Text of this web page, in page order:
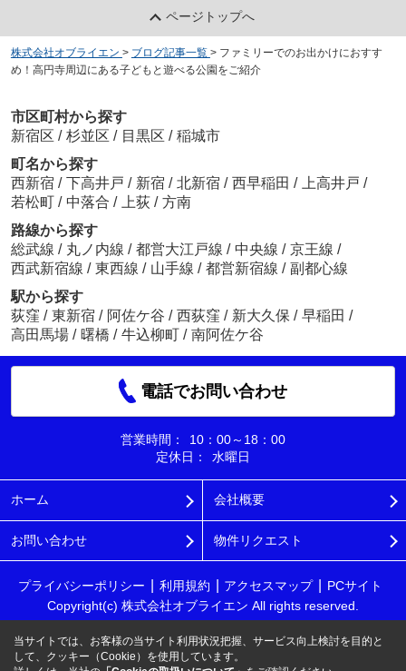
ページトップへ
株式会社オブライエン > ブログ記事一覧 > ファミリーでのお出かけにおすす
め！高円寺周辺にある子どもと遊べる公園をご紹介
市区町村から探す
新宿区 / 杉並区 / 目黒区 / 稲城市
町名から探す
西新宿 / 下高井戸 / 新宿 / 北新宿 / 西早稲田 / 上高井戸 /
若松町 / 中落合 / 上荻 / 方南
路線から探す
総武線 / 丸ノ内線 / 都営大江戸線 / 中央線 / 京王線 /
西武新宿線 / 東西線 / 山手線 / 都営新宿線 / 副都心線
駅から探す
荻窪 / 東新宿 / 阿佐ケ谷 / 西荻窪 / 新大久保 / 早稲田 /
高田馬場 / 曙橋 / 牛込柳町 / 南阿佐ケ谷
電話でお問い合わせ
営業時間：
10：00～18：00
定休日：
水曜日
ホーム 会社概要
お問い合わせ 物件リクエスト
プライバシーポリシー 利用規約 アクセスマップ
PCサイト
Copyright(c) 株式会社オブライエン All rights reserved.
当サイトでは、お客様の当サイト利用状況把握、サービス向上検討を目的と
して、クッキー（Cookie）を使用しています。